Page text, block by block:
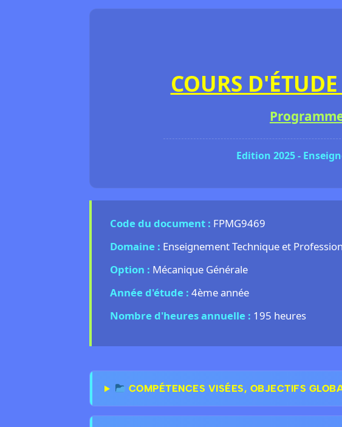
COURS
Edition 2025 -
Code du document : FPMG9469
Domaine : Enseignement Technique et
Option : Mécanique Générale
Année d'étude : 4ème année
Nombre d'heures annuelle : 195 heures
COMPÉTENCES VISÉES, OBJECTIFS